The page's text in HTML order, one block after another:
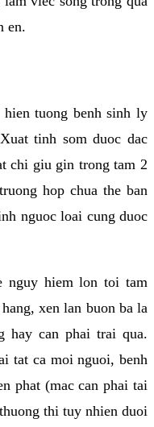
en.
tuong benh sinh ly
tinh som duoc dac
chi giu gin trong tam 2
hop chua the ban
nguoc loai cung duoc
nguy hiem lon toi tam
xen lan buon ba la
hay can phai trai qua.
tat ca moi nguoi, benh
phat (mac can phai tai
thi tuy nhien duoi